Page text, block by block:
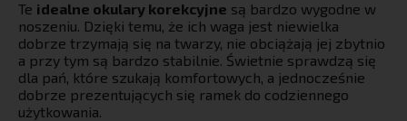
Te idealne okulary korekcyjne są bardzo wygodne w
noszeniu. Dzięki temu, że ich waga jest niewielka
dobrze trzymają się na twarzy, nie obciążają jej zbytnio
a przy tym są bardzo stabilnie. Świetnie sprawdzą się
dla pań, które szukają komfortowych, a jednocześnie
dobrze prezentujących się ramek do codziennego
użytkowania.